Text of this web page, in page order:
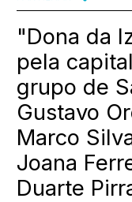
"Dona da
pela
grupo de
Gustavo
Marco
Joana
Duarte